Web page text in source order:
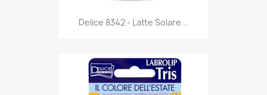
Anteprima
Delice 8342 - Latte Solare...